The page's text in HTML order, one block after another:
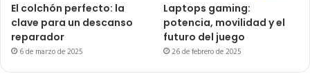
El colchón perfecto: la
clave para un descanso
reparador
6 de marzo de 2025
Laptops gaming:
potencia, movilidad y el
futuro del juego
26 de febrero de 2025